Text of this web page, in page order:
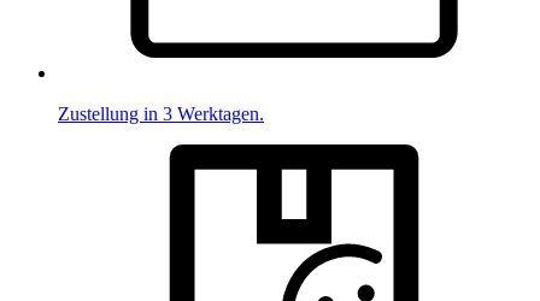
Zustellung in 3 Werktagen.